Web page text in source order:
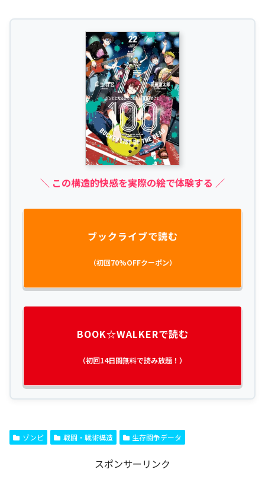
＼ この構造的快感を実際の絵で体験する ／
ブックライブで読む
（初回70%OFFクーポン）
BOOK☆WALKERで読む
（初回14日間無料で読み放題！）
ゾンビ 戦闘・戦術構造 生存闘争データ
スポンサーリンク